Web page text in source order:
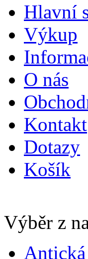
Hlavní
Výkup
O nás
Kontakt
Dotazy
Košík
Výběr z